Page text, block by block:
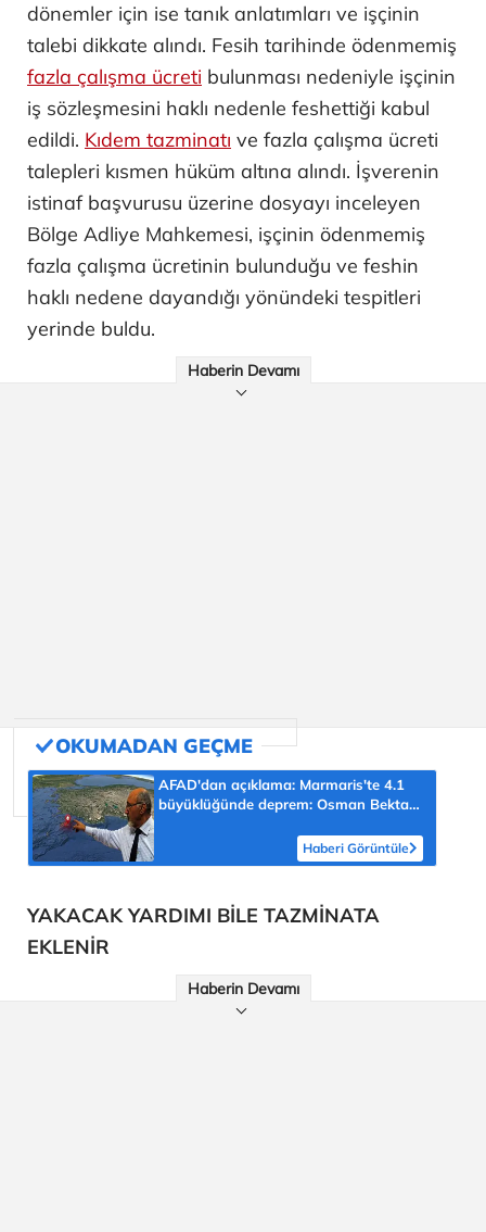
dönemler için ise tanık anlatımları ve işçinin
talebi dikkate alındı. Fesih tarihinde ödenmemiş
fazla çalışma ücreti bulunması nedeniyle işçinin
iş sözleşmesini haklı nedenle feshettiği kabul
edildi. Kıdem tazminatı ve fazla çalışma ücreti
talepleri kısmen hüküm altına alındı. İşverenin
istinaf başvurusu üzerine dosyayı inceleyen
Bölge Adliye Mahkemesi, işçinin ödenmemiş
fazla çalışma ücretinin bulunduğu ve feshin
haklı nedene dayandığı yönündeki tespitleri
yerinde buldu.
Haberin Devamı
AFAD'dan açıklama: Marmaris'te 4.1
büyüklüğünde deprem: Osman Bektaş
Haberi Görüntüle
YAKACAK YARDIMI BİLE TAZMİNATA
EKLENİR
Haberin Devamı